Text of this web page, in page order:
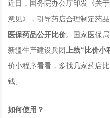
近日，国务院办公厅印发《关
意见》，引导药店合理制定药
医保药品公开比价。国家医保
新疆生产建设兵团上线“比价小
价小程序看看，多找几家药店
钱。
如何使用？